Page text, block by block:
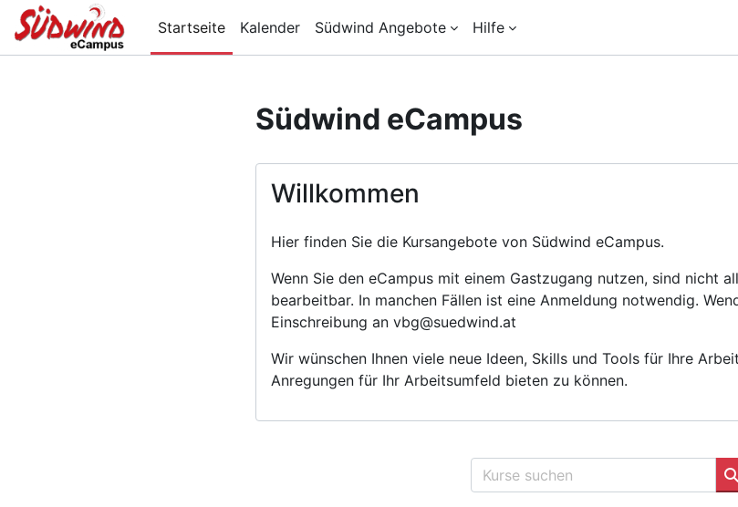
Zum Hauptinhalt
Startseite
Kalender Südwind Angebote Hilfe
Südwind eCampus
Willkommen
Hier finden Sie die Kursangebote von Südwind eCampus.
Wenn Sie den eCampus mit einem Gastzugang nutzen, sind nicht
bearbeitbar. In manchen Fällen ist eine Anmeldung notwendig.
Einschreibung an vbg@suedwind.at
Wir wünschen Ihnen viele neue Ideen, Skills und Tools für Ihre
Anregungen für Ihr Arbeitsumfeld bieten zu können.
Kurse suchen